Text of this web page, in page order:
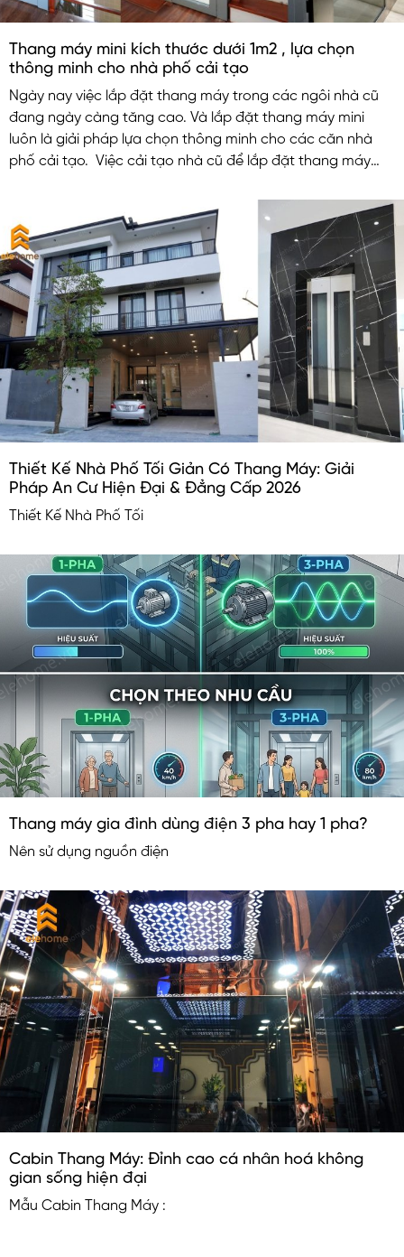
Thang máy mini kích thước dưới 1m2 , lựa chọn
thông minh cho nhà phố cải tạo
Ngày nay việc lắp đặt thang máy trong các ngôi nhà cũ
đang ngày càng tăng cao. Và lắp đặt thang máy mini
luôn là giải pháp lựa chọn thông minh cho các căn nhà
phố cải tạo. Việc cải tạo nhà cũ để lắp đặt thang máy
sống mà còn làm tăng giá trị cho căn nhà.
Thiết Kế Nhà Phố Tối Giản Có Thang Máy: Giải
Pháp An Cư Hiện Đại & Đẳng Cấp 2026
Thiết Kế Nhà Phố Tối
Thang máy gia đình dùng điện 3 pha hay 1 pha?
Nên sử dụng nguồn điện
Cabin Thang Máy: Đỉnh cao cá nhân hoá không
gian sống hiện đại
Mẫu Cabin Thang Máy :